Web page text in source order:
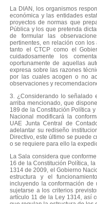
La DIAN, los organismos
económica y las entidades
proyectos de normas que
Pública y los que pretenda
de formular las
pertinentes, en relación con los
tanto el CTCP como el
cuidadosamente los
oportunamente de aquellas
expresa sobre las razones
por las cuales acogen o no
observaciones y
3. ¿Considerando lo señalado
arriba mencionado, que
189 de la Constitución Política
Nacional modificará la
UAE Junta Central de
adelantar su rediseño
Directivo, este último se puede
o se requiere para ello la
La Sala considera que
16 de la Constitución Política,
1314 de 2009, el Gobierno
estructura y el
incluyendo la conformación
sujetarse a los criterios
artículo 11 de la Ley 1314, así